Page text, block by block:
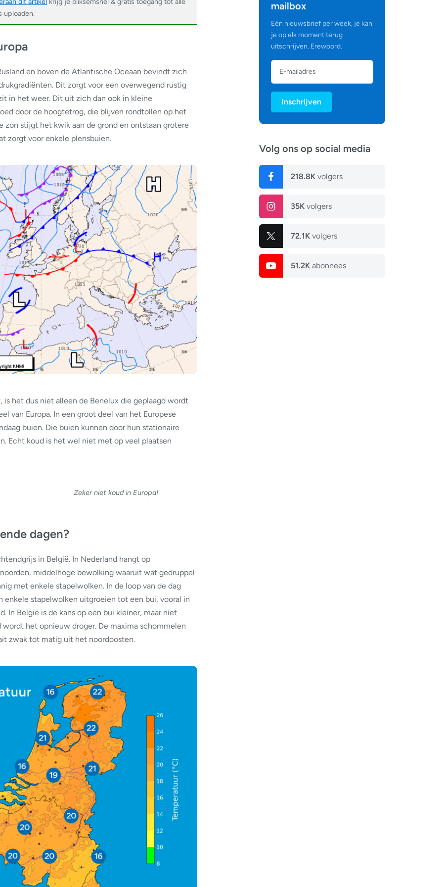
mailbox
Eén nieuwsbrief per week, je kan
je op elk moment terug
uitschrijven. Erewoord.
Inschrijven
Volg ons op social media
218.8K volgers
35K volgers
72.1K volgers
51.2K abonnees
uploaden.
en boven de Atlantische Oceaan bevindt zich
Dit zorgt voor een overwegend rustig
in het weer. Dit uit zich dan ook in kleine
door de hoogtetrog, die blijven rondtollen op het
zon stijgt het kwik aan de grond en ontstaan grotere
zorgt voor enkele plensbuien.
is het dus niet alleen de Benelux die geplaagd wordt
van Europa. In een groot deel van het Europese
buien. Die buien kunnen door hun stationaire
Echt koud is het wel niet met op veel plaatsen
Zeker niet koud in Europa!
dagen?
in België. In Nederland hangt op
middelhoge bewolking waaruit wat gedruppel
met enkele stapelwolken. In de loop van de dag
stapelwolken uitgroeien tot een bui, vooral in
In België is de kans op een bui kleiner, maar niet
het opnieuw droger. De maxima schommelen
zwak tot matig uit het noordoosten.